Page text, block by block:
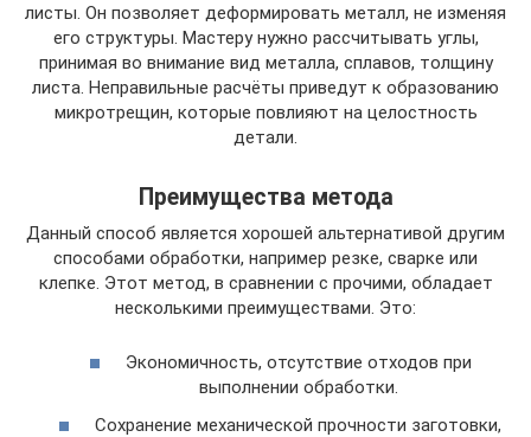
листы. Он позволяет деформировать металл, не изменяя
его структуры. Мастеру нужно рассчитывать углы,
принимая во внимание вид металла, сплавов, толщину
листа. Неправильные расчёты приведут к образованию
микротрещин, которые повлияют на целостность
детали.
Преимущества метода
Данный способ является хорошей альтернативой другим
способами обработки, например резке, сварке или
клепке. Этот метод, в сравнении с прочими, обладает
несколькими преимуществами. Это:
Экономичность, отсутствие отходов при
выполнении обработки.
Сохранение механической прочности заготовки,